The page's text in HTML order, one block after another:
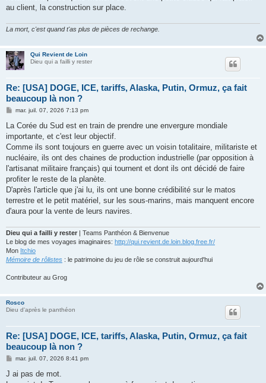
au client, la construction sur place.
La mort, c'est quand t'as plus de pièces de rechange.
Qui Revient de Loin
Dieu qui a failli y rester
Re: [USA] DOGE, ICE, tariffs, Alaska, Putin, Ormuz, ça fait
beaucoup là non ?
M
s
a
g
mar. juil. 07, 2026 7:13 pm
La Corée du Sud est en train de prendre une envergure mondiale
importante, et c'est leur objectif.
Comme ils sont toujours en guerre avec un voisin totalitaire, militariste et
nucléaire, ils ont des chaines de production industrielle (par opposition à
l'artisanat militaire français) qui tournent et dont ils ont décidé de faire
profiter le reste de la planète.
D'après l'article que j'ai lu, ils ont une bonne crédibilité sur le matos
terrestre et le petit matériel, sur les sous-marins, mais manquent encore
d'aura pour la vente de leurs navires.
Dieu qui a failli y rester
| Teams Panthéon & Bienvenue
Le blog de mes voyages imaginaires: http://qui.revient.de.loin.blog.free.fr/
Mon Itchio
Mémoire de rôlistes : le patrimoine du jeu de rôle se construit aujourd'hui
Contributeur au Grog
Rosco
Dieu d'après le panthéon
Re: [USA] DOGE, ICE, tariffs, Alaska, Putin, Ormuz, ça fait
beaucoup là non ?
M
s
mar. juil. 07, 2026 8:41 pm
J ai pas de mot.